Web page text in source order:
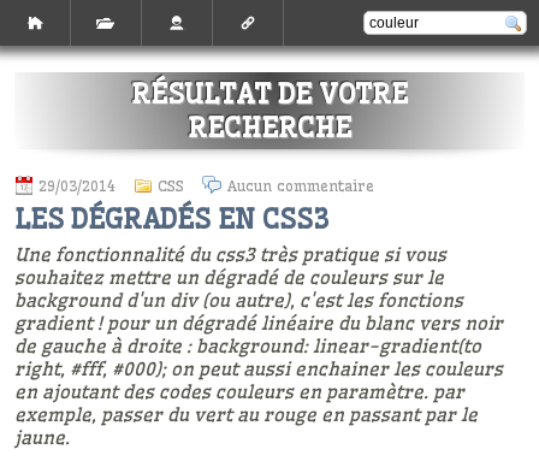
RÉSULTAT DE VOTRE
RECHERCHE
29/03/2014 CSS Aucun commentaire
LES DÉGRADÉS EN CSS3
Une fonctionnalité du css3 très pratique si vous
souhaitez mettre un dégradé de couleurs sur le
background d'un div (ou autre), c'est les fonctions
gradient ! pour un dégradé linéaire du blanc vers noir
de gauche à droite : background: linear-gradient(to
right, #fff, #000); on peut aussi enchainer les couleurs
en ajoutant des codes couleurs en paramètre. par
exemple, passer du vert au rouge en passant par le
jaune.